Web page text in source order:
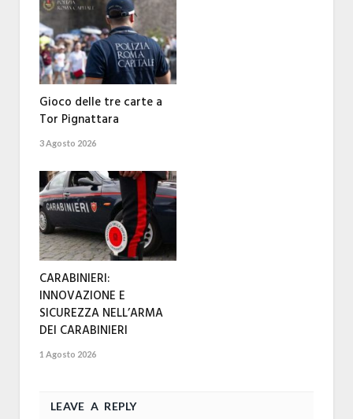
Gioco delle tre carte a
Tor Pignattara
3 Agosto 2026
CARABINIERI:
INNOVAZIONE E
SICUREZZA NELL’ARMA
DEI CARABINIERI
1 Agosto 2026
LEAVE A REPLY